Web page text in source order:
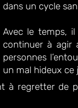
dans un cycle
Avec le temps,
continuer à agir
personnes
un mal hideux
à regretter de